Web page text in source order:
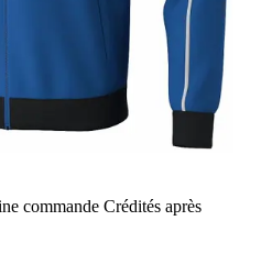
commande Crédités après